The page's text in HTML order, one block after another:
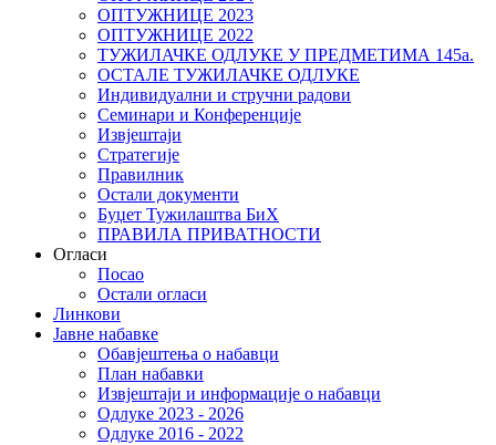
ОПТУЖНИЦЕ 2023
ОПТУЖНИЦЕ 2022
ТУЖИЛАЧКЕ ОДЛУКЕ У ПРЕДМЕТИМА 145а.
ОСТАЛЕ ТУЖИЛАЧКЕ ОДЛУКЕ
Индивидуални и стручни радови
Семинари и Конференције
Извјештаји
Стратегије
Правилник
Остали документи
Буџет Тужилаштва БиХ
ПРАВИЛА ПРИВАТНОСТИ
Огласи
Посао
Остали огласи
Линкови
Јавне набавке
Обавјештења о набавци
План набавки
Извјештаји и информације о набавци
Одлуке 2023 - 2026
Одлуке 2016 - 2022